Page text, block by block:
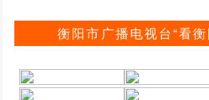
衡阳市广播电视台“看